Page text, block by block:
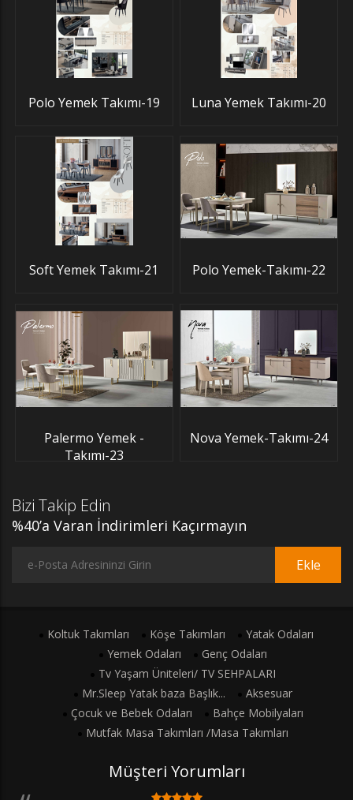
Polo Yemek Takımı-19 Luna Yemek Takımı-20
Soft Yemek Takımı-21 Polo Yemek-Takımı-22
Palermo Yemek -
Takımı-23
Nova Yemek-Takımı-24
Bizi Takip Edin
%40’a Varan İndirimleri Kaçırmayın
Ekle
Koltuk Takımları Köşe Takımları
Yatak Odaları
Yemek Odaları
Genç Odaları
Tv Yaşam Üniteleri/ TV SEHPALARI
Mr.Sleep Yatak baza Başlık...
Aksesuar
Çocuk ve Bebek Odaları
Bahçe Mobilyaları
Mutfak Masa Takımları /Masa Takımları
Müşteri Yorumları